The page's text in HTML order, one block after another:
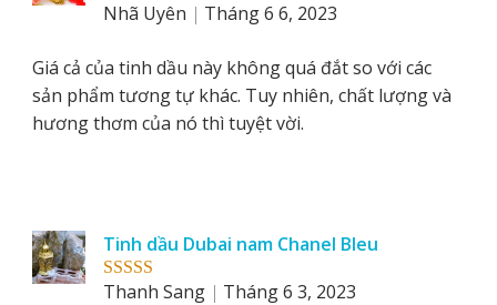
Rated5out
Nhã Uyên
Tháng 6 6, 2023
Giá cả của tinh dầu này không quá đắt so với các
sản phẩm tương tự khác. Tuy nhiên, chất lượng và
hương thơm của nó thì tuyệt vời.
Rated 5out
Tinh dầu Dubai nam Chanel Bleu
Thanh Sang
Tháng 6 3, 2023